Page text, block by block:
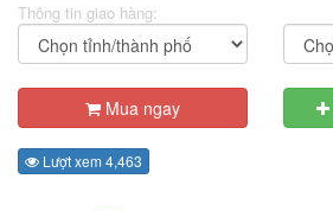
Thông tin giao hàng:
Mua ngay
Lượt xem 4,463